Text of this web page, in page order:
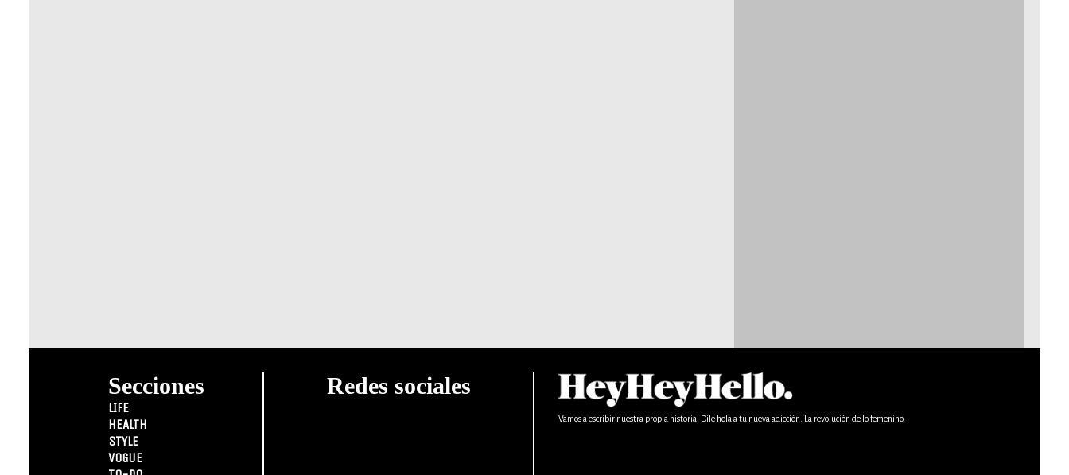
Secciones
LIFE
HEALTH
STYLE
VOGUE
Redes sociales
Vamos a escribir nuestra propia historia. Dile hola a tu nueva adicción. La revolución de lo femenino.